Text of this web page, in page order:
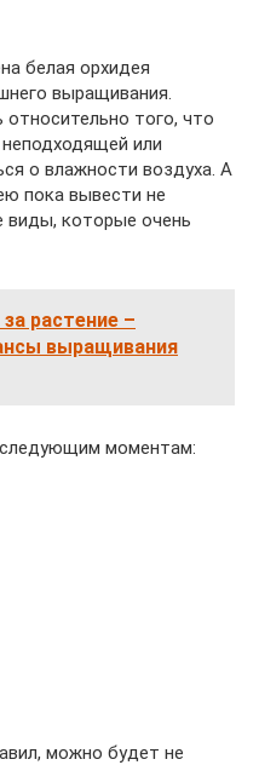
белая орхидея
выращивания.
того, что
или
о влажности воздуха. А
пока вывести не
виды, которые очень
растение –
выращивания
моментам:
можно будет не